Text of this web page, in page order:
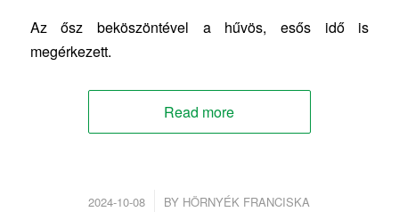
Az ősz beköszöntével a hűvös, esős idő is
megérkezett.
Read more
2024-10-08
/ BY HÖRNYÉK FRANCISKA